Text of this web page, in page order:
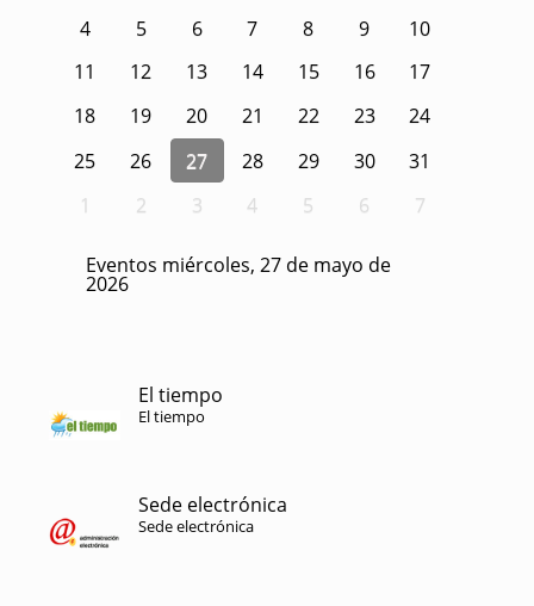
4
5 6 7 8 9
10
11
12 13 14 15 16
17
18
19 20 21 22 23
24
25
26 27 28 29 30
31
1
2 3 4 5 6 7
Eventos miércoles, 27 de mayo de
2026
El tiempo
El tiempo
Sede electrónica
Sede electrónica